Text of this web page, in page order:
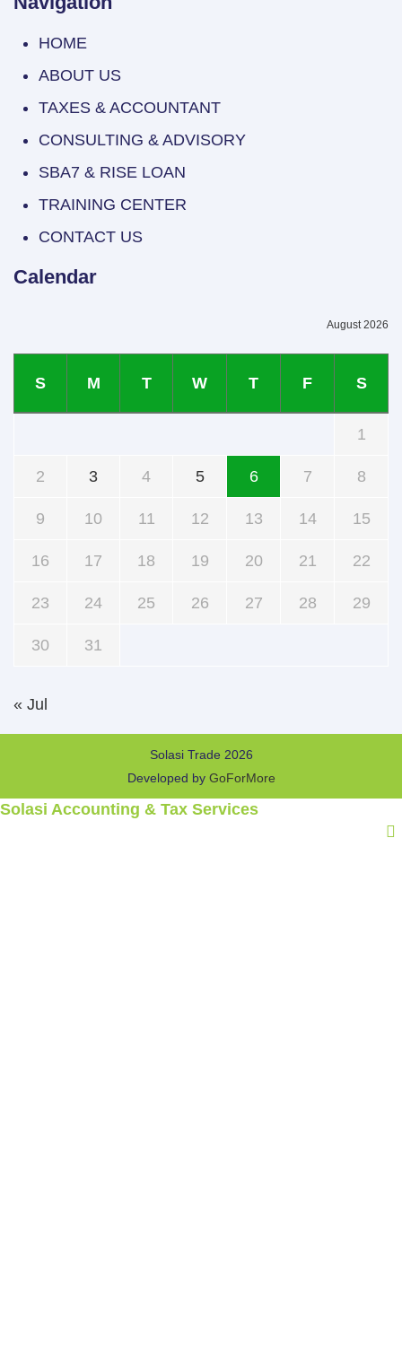
HOME
ABOUT US
TAXES & ACCOUNTANT
CONSULTING & ADVISORY
SBA7 & RISE LOAN
TRAINING CENTER
CONTACT US
Calendar
August 2026
S M T W T F S
1
2 3 4 5 6 7 8
9 10 11 12 13 14 15
16 17 18 19 20 21 22
23 24 25 26 27 28 29
30 31
« Jul
Solasi Trade 2026
Developed by GoForMore
Solasi Accounting & Tax Services